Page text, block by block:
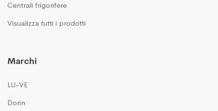
Centrali frigorifere
Visualizza tutti i prodotti
Marchi
LU-VE
Dorin